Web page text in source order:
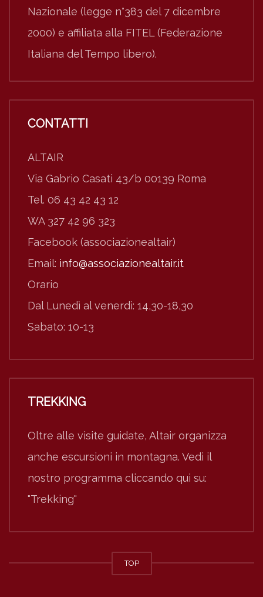
Nazionale (legge n°383 del 7 dicembre
2000) e affiliata alla FITEL (Federazione
Italiana del Tempo libero).
CONTATTI
ALTAIR
Via Gabrio Casati 43/b 00139 Roma
Tel. 06 43 42 43 12
WA 327 42 96 323
Facebook (associazionealtair)
Email: info@associazionealtair.it
Orario
Dal Lunedì al venerdì: 14,30-18,30
Sabato: 10-13
TREKKING
Oltre alle visite guidate, Altair organizza
anche escursioni in montagna. Vedi il
nostro programma cliccando qui su:
"Trekking"
TOP